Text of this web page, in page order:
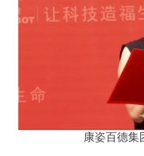
康姿百德集